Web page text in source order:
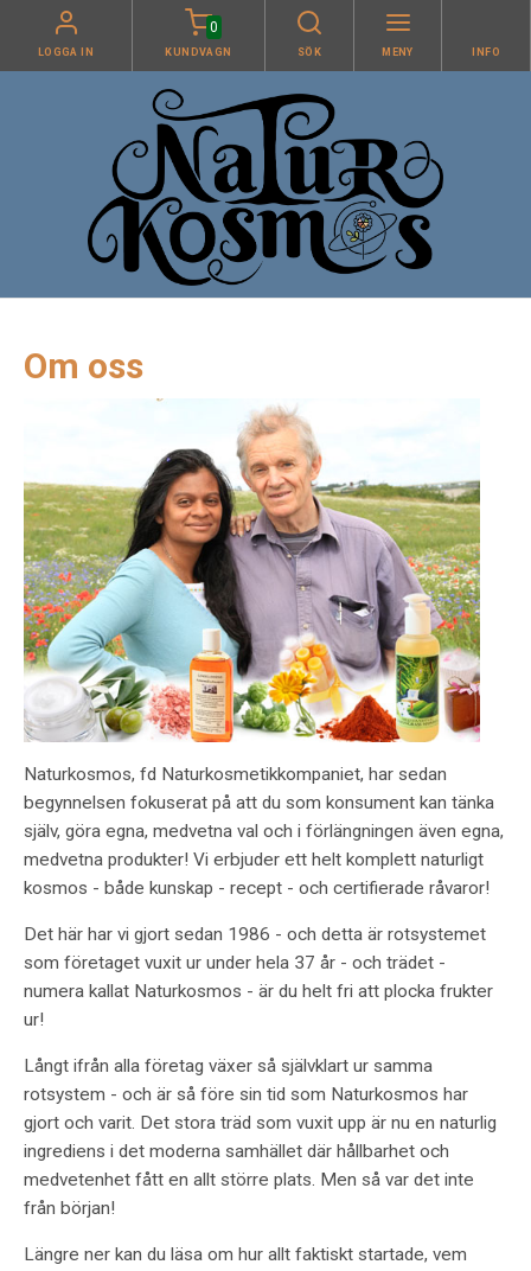
LOGGA IN
0
KUNDVAGN SÖK MENY INFO
Om oss
Naturkosmos, fd Naturkosmetikkompaniet, har sedan
begynnelsen fokuserat på att du som konsument kan tänka
själv, göra egna, medvetna val och i förlängningen även egna,
medvetna produkter! Vi erbjuder ett helt komplett naturligt
kosmos - både kunskap - recept - och certifierade råvaror!
Det här har vi gjort sedan 1986 - och detta är rotsystemet
som företaget vuxit ur under hela 37 år - och trädet -
numera kallat Naturkosmos - är du helt fri att plocka frukter
ur!
Långt ifrån alla företag växer så självklart ur samma
rotsystem - och är så före sin tid som Naturkosmos har
gjort och varit. Det stora träd som vuxit upp är nu en naturlig
ingrediens i det moderna samhället där hållbarhet och
medvetenhet fått en allt större plats. Men så var det inte
från början!
Längre ner kan du läsa om hur allt faktiskt startade, vem